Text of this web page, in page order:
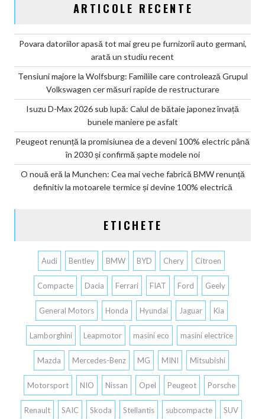
ARTICOLE RECENTE
Povara datoriilor apasă tot mai greu pe furnizorii auto germani,
arată un studiu recent
Tensiuni majore la Wolfsburg: Familiile care controlează Grupul
Volkswagen cer măsuri rapide de restructurare
Isuzu D-Max 2026 sub lupă: Calul de bătaie japonez învață
bunele maniere pe asfalt
Peugeot renunță la promisiunea de a deveni 100% electric până
în 2030 și confirmă șapte modele noi
O nouă eră la Munchen: Cea mai veche fabrică BMW renunță
definitiv la motoarele termice și devine 100% electrică
ETICHETE
Audi Bentley BMW BYD Chery Citroen
Compacte Dacia Ferrari FIAT Ford Geely
General Motors Honda Hyundai Jaguar Kia
Lamborghini Leapmotor masini eco masini electrice
Mazda Mercedes-Benz MG MINI Mitsubishi
Motorsport NIO Nissan Opel Peugeot Porsche
Renault SAIC Skoda Stellantis subcompacte SUV